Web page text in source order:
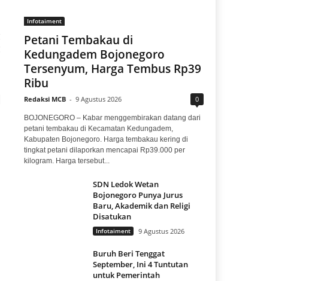
Infotaiment
Petani Tembakau di
Kedungadem Bojonegoro
Tersenyum, Harga Tembus Rp39
Ribu
Redaksi MCB - 9 Agustus 2026 0
BOJONEGORO – Kabar menggembirakan datang dari
petani tembakau di Kecamatan Kedungadem,
Kabupaten Bojonegoro. Harga tembakau kering di
tingkat petani dilaporkan mencapai Rp39.000 per
kilogram. Harga tersebut...
SDN Ledok Wetan
Bojonegoro Punya Jurus
Baru, Akademik dan Religi
Disatukan
Infotaiment 9 Agustus 2026
Buruh Beri Tenggat
September, Ini 4 Tuntutan
untuk Pemerintah